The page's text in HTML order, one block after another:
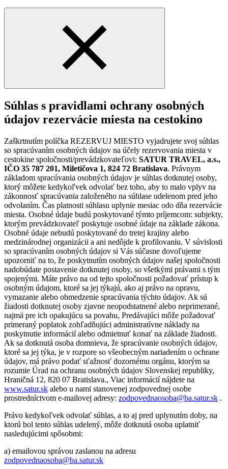
Súhlas s pravidlami ochrany osobných
údajov rezervácie miesta na cestokino
Zaškrtnutím políčka REZERVUJ MIESTO vyjadrujete svoj súhlas
so spracúvaním osobných údajov na účely rezervovania miesta v
cestokine spoločnosti/prevádzkovateľovi: SATUR TRAVEL, a.s.,
IČO 35 787 201, Miletičova 1, 824 72 Bratislava. Právnym
základom spracúvania osobných údajov je súhlas dotknutej osoby,
ktorý môžete kedykoľvek odvolať bez toho, aby to malo vplyv na
zákonnosť spracúvania založeného na súhlase udelenom pred jeho
odvolaním. Čas platnosti súhlasu uplynie mesiac odo dňa rezervácie
miesta. Osobné údaje budú poskytované týmto príjemcom: subjekty,
ktorým prevádzkovateľ poskytuje osobné údaje na základe zákona.
Osobné údaje nebudú poskytované do tretej krajiny alebo
medzinárodnej organizácii a ani nedôjde k profilovaniu. V súvislosti
so spracúvaním osobných údajov si Vás súčasne dovoľujeme
upozorniť na to, že poskytnutím osobných údajov našej spoločnosti
nadobúdate postavenie dotknutej osoby, so všetkými právami s tým
spojenými. Máte právo na od tejto spoločnosti požadovať prístup k
osobným údajom, ktoré sa jej týkajú, ako aj právo na opravu,
vymazanie alebo obmedzenie spracúvania týchto údajov. Ak sú
žiadosti dotknutej osoby zjavne neopodstatnené alebo neprimerané,
najmä pre ich opakujúcu sa povahu, Predávajúci môže požadovať
primeraný poplatok zohľadňujúci administratívne náklady na
poskytnutie informácií alebo odmietnuť konať na základe žiadosti.
Ak sa dotknutá osoba domnieva, že spracúvanie osobných údajov,
ktoré sa jej týka, je v rozpore so všeobecným nariadením o ochrane
údajov, má právo podať sťažnosť dozornému orgánu, ktorým sa
rozumie Úrad na ochranu osobných údajov Slovenskej republiky,
Hraničná 12, 820 07 Bratislava., Viac informácií nájdete na
www.satur.sk alebo u nami stanovenej zodpovednej osobe
prostredníctvom e-mailovej adresy: zodpovednaosoba@ba.satur.sk .
Právo kedykoľvek odvolať súhlas, a to aj pred uplynutím doby, na
ktorú bol tento súhlas udelený, môže dotknutá osoba uplatniť
nasledujúcimi spôsobmi:
a) emailovou správou zaslanou na adresu
zodpovednaosoba@ba.satur.sk